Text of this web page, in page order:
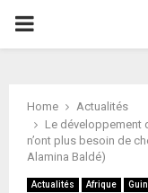
P
Home
Actualités
Le développement
n’ont plus besoin de
Alamina Baldé)
Actualités Afrique